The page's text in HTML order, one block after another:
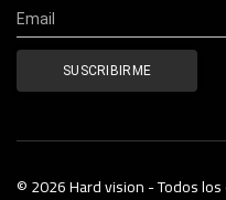
© 2026 Hard vision - Todos